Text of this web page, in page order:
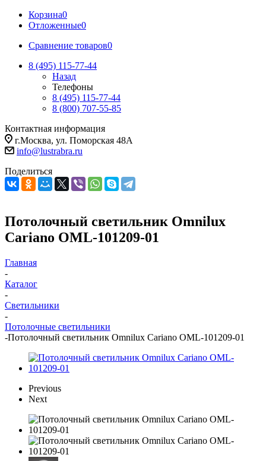
Корзина0
Отложенные0
Сравнение товаров0
8 (495) 115-77-44
Назад
Телефоны
8 (495) 115-77-44
8 (800) 707-55-85
Контактная информация
г.Москва, ул. Поморская 48А
info@lustrabra.ru
Поделиться
Потолочный светильник Omnilux
Cariano OML-101209-01
Главная
-
Каталог
-
Светильники
-
Потолочные светильники
-Потолочный светильник Omnilux Cariano OML-101209-01
Previous
Next